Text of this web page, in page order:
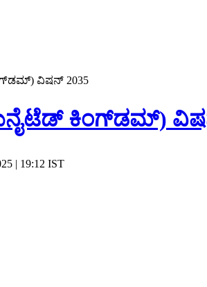
ವಿಷನ್‌ 2035
ಕಿಂಗ್‌ಡಮ್‌)
| 19:12 IST